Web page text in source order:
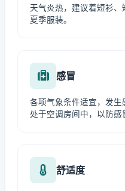
天气炎热，建议着短衫
夏季服装。
感冒
各项气象条件适宜，发
处于空调房间中，以防感
舒适度